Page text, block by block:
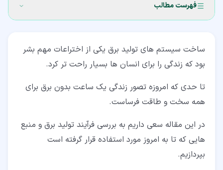
فهرست مطالب
۲‏-‏۴‏- بیومَس
۲‏-‏۵‏- آسیاب بادی
ساخت سیستم های تولید برق یکی از اختراعات مهم بشر
بود که زندگی را برای انسان ها بسیار راحت تر کرد.
تا حدی که امروزه تصور زندگی یک ساعت بدون برق برای
همه سخت و طاقت فرساست.
در این مقاله سعی داریم به بررسی فرآیند تولید برق و منبع
هایی که تا به امروز مورد استفاده قرار گرفته است
بپردازیم.